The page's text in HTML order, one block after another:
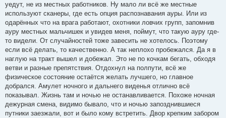
уедут, не из местных работников. Ну мало ли всё же местные
используют сканеры, где есть опция распознавания ауры. Или из
одарённых что на врага работают, охотники ловчих групп, запомнив
ауру местных мальчишек и увидев меня, поймут, что такую ауру где-
то видели. От случайностей тоже завесить не хотелось. Поэтому
если всё делать, то качественно. А так неплохо пробежался. Да я в
наглую на тракт вышел и добежал. Это не по кочкам бегать, обходя
ветви и разные препятствия. Отдохнул на полпути, всё же
физическое состояние остаётся желать лучшего, но главное
добрался. Амулет ночного и дальнего виденья отлично всё
показывал. Жизнь там и ночью не останавливается. Похоже ночная
дежурная смена, видимо бывало, что и ночью запозднившиеся
путники заезжали, вот и было кому встретить. Двор крепким забором